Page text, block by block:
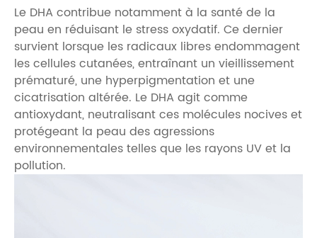
Le DHA contribue notamment à la santé de la
peau en réduisant le stress oxydatif. Ce dernier
survient lorsque les radicaux libres endommagent
les cellules cutanées, entraînant un vieillissement
prématuré, une hyperpigmentation et une
cicatrisation altérée. Le DHA agit comme
antioxydant, neutralisant ces molécules nocives et
protégeant la peau des agressions
environnementales telles que les rayons UV et la
pollution.